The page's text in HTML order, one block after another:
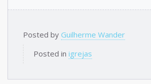
Posted by Guilherme Wander
Posted in igrejas